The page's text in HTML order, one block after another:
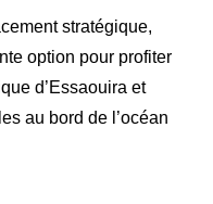
stratégique,
option pour profiter
d’Essaouira et
au bord de l’océan